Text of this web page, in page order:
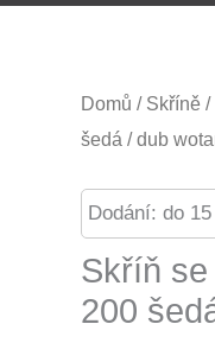
Domů / Skříně /
šedá / dub
Dodání: do
Skříň
200